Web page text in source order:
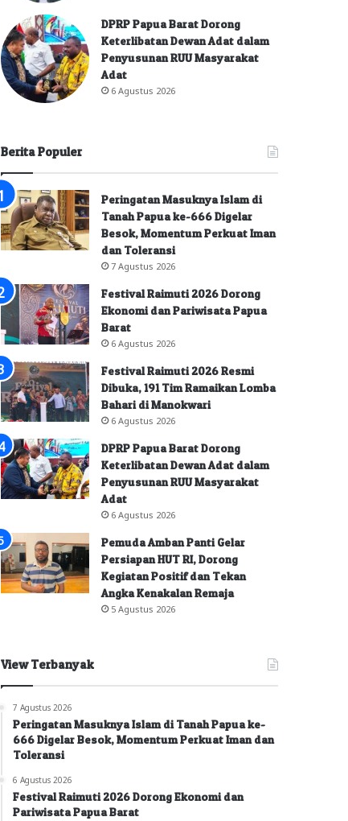
DPRP Papua Barat Dorong
Keterlibatan Dewan Adat dalam
Penyusunan RUU Masyarakat
Adat
6 Agustus 2026
Berita Populer
Peringatan Masuknya Islam di
Tanah Papua ke-666 Digelar
Besok, Momentum Perkuat Iman
dan Toleransi
7 Agustus 2026
Festival Raimuti 2026 Dorong
Ekonomi dan Pariwisata Papua
Barat
6 Agustus 2026
Festival Raimuti 2026 Resmi
Dibuka, 191 Tim Ramaikan Lomba
Bahari di Manokwari
6 Agustus 2026
DPRP Papua Barat Dorong
Keterlibatan Dewan Adat dalam
Penyusunan RUU Masyarakat
Adat
6 Agustus 2026
Pemuda Amban Panti Gelar
Persiapan HUT RI, Dorong
Kegiatan Positif dan Tekan
Angka Kenakalan Remaja
5 Agustus 2026
View Terbanyak
7 Agustus 2026
Peringatan Masuknya Islam di Tanah Papua ke-
666 Digelar Besok, Momentum Perkuat Iman dan
Toleransi
6 Agustus 2026
Festival Raimuti 2026 Dorong Ekonomi dan
Pariwisata Papua Barat